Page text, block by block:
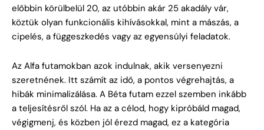
előbbin körülbelül 20, az utóbbin akár 25 akadály vár,
köztük olyan funkcionális kihívásokkal, mint a mászás, a
cipelés, a függeszkedés vagy az egyensúlyi feladatok.
Az Alfa futamokban azok indulnak, akik versenyezni
szeretnének. Itt számít az idő, a pontos végrehajtás, a
hibák minimalizálása. A Béta futam ezzel szemben inkább
a teljesítésről szól. Ha az a célod, hogy kipróbáld magad,
végigmenj, és közben jól érezd magad, ez a kategória